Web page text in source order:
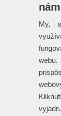
potlačou
Tašky
Hračky
Klobúky
My,